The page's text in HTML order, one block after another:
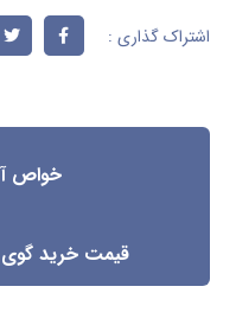
خواص
قیمت خرید گوی